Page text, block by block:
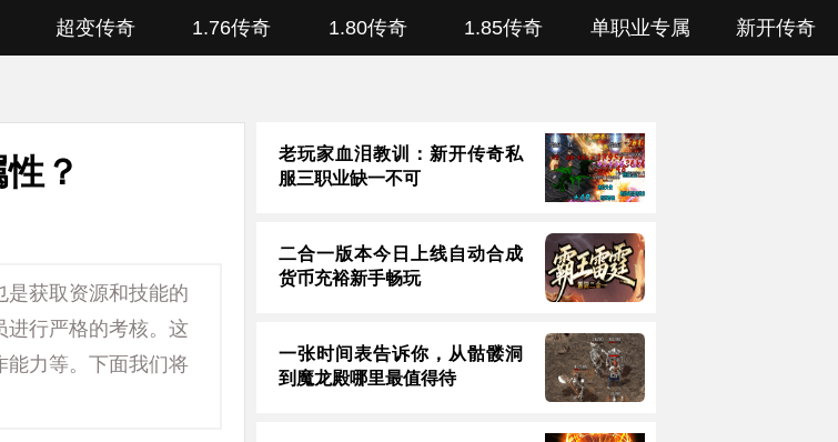
超变传奇 1.76传奇 1.80传奇 1.85传奇 单职业专属 新开传奇
性？
是获取资源和技能的
进行严格的考核。这
能力等。下面我们将
老玩家血泪教训：新开传奇私
服三职业缺一不可
二合一版本今日上线自动合成
货币充裕新手畅玩
一张时间表告诉你，从骷髅洞
到魔龙殿哪里最值得待